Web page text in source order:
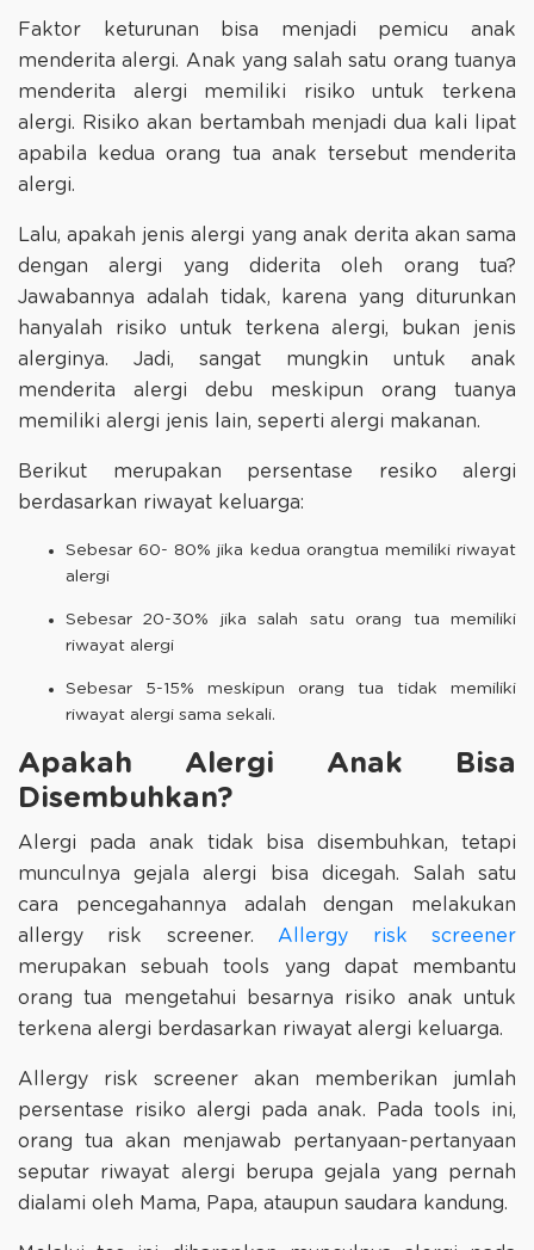
Faktor keturunan bisa menjadi pemicu anak
menderita alergi. Anak yang salah satu orang tuanya
menderita alergi memiliki risiko untuk terkena
alergi. Risiko akan bertambah menjadi dua kali lipat
apabila kedua orang tua anak tersebut menderita
alergi.
Lalu, apakah jenis alergi yang anak derita akan sama
dengan alergi yang diderita oleh orang tua?
Jawabannya adalah tidak, karena yang diturunkan
hanyalah risiko untuk terkena alergi, bukan jenis
alerginya. Jadi, sangat mungkin untuk anak
menderita alergi debu meskipun orang tuanya
memiliki alergi jenis lain, seperti alergi makanan.
Berikut merupakan persentase resiko alergi
berdasarkan riwayat keluarga:
Sebesar 60- 80% jika kedua orangtua memiliki riwayat
alergi
Sebesar 20-30% jika salah satu orang tua memiliki
riwayat alergi
Sebesar 5-15% meskipun orang tua tidak memiliki
riwayat alergi sama sekali.
Apakah Alergi Anak Bisa
Disembuhkan?
Alergi pada anak tidak bisa disembuhkan, tetapi
munculnya gejala alergi bisa dicegah. Salah satu
cara pencegahannya adalah dengan melakukan
allergy risk screener. Allergy risk screener
merupakan sebuah tools yang dapat membantu
orang tua mengetahui besarnya risiko anak untuk
terkena alergi berdasarkan riwayat alergi keluarga.
Allergy risk screener akan memberikan jumlah
persentase risiko alergi pada anak. Pada tools ini,
orang tua akan menjawab pertanyaan-pertanyaan
seputar riwayat alergi berupa gejala yang pernah
dialami oleh Mama, Papa, ataupun saudara kandung.